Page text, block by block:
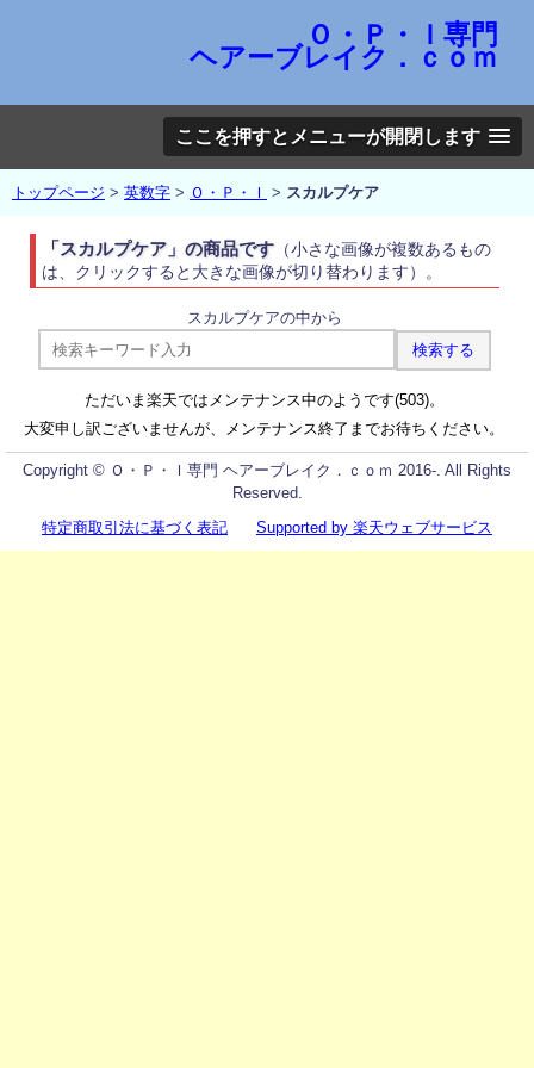
Ｏ・Ｐ・Ｉ専門
ヘアーブレイク．ｃｏｍ
「スカルプケア」の商品です （小さな画像が複数あるもの
は、クリックすると大きな画像が切り替わります）。
スカルプケアの中から
ただいま楽天ではメンテナンス中のようです(503)。
大変申し訳ございませんが、メンテナンス終了までお待ちください。
トップページ > 英数字 > Ｏ・Ｐ・Ｉ > スカルプケア
ここを押すとメニューが開閉します
Copyright © Ｏ・Ｐ・Ｉ専門 ヘアーブレイク．ｃｏｍ 2016-. All Rights
Reserved.
特定商取引法に基づく表記
Supported by 楽天ウェブサービス